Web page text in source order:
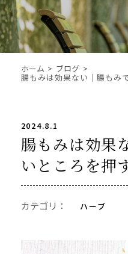
ホーム ブログ
腸もみは効果ない｜腸もみ
2024.8.1
腸もみは効果
いところを押
カテゴリ： ハーブ